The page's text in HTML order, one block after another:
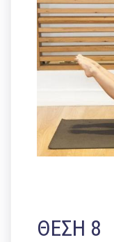
ΘΕΣΗ 8